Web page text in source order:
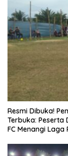
Resmi Dibuka!
Terbuka: Peserta
FC Menangi Laga